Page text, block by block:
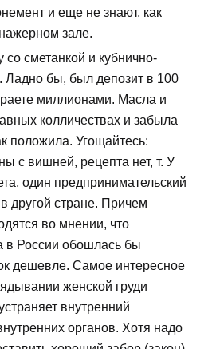
и еще не знают, как
зале.
сметанкой и кубнично-
бы, был депозит в 100
миллионами. Масла и
колличествах и забыла
положила. Угощайтесь:
с вишней, рецепта нет, т. У
один предпринимательский
другой стране. Причем
во мнении, что
в России обошлась бы
дешевле. Самое интересное
женской груди
внутренний
органов. Хотя надо